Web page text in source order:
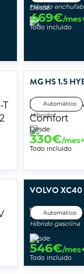
Híbrido
Desde:
469€/
Todo incluido
MG HS 1.5
Automático
Híbrido
Desde:
330€/
Todo incluido
VOLVO XC40
Automático
Híbrido gasolina
Desde:
546€/
Todo incluido